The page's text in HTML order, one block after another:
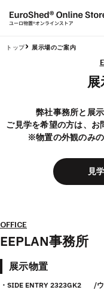
ンツに
進む
トップ 展示場のご案内
弊社事務所と展
ご見学を希望の方は、お
※物置の外観のみの
見
OFFICE
EEPLAN事務所
展示物置
・SIDE ENTRY 2323GK2 /ウ